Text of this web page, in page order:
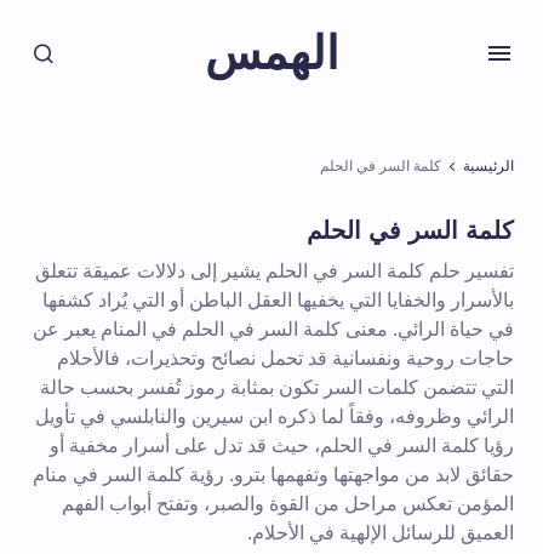
الهمس
الرئيسية كلمة السر في الحلم
كلمة السر في الحلم
تفسير حلم كلمة السر في الحلم يشير إلى دلالات عميقة تتعلق
بالأسرار والخفايا التي يخفيها العقل الباطن أو التي يُراد كشفها
في حياة الرائي. معنى كلمة السر في الحلم في المنام يعبر عن
حاجات روحية ونفسانية قد تحمل نصائح وتحذيرات، فالأحلام
التي تتضمن كلمات السر تكون بمثابة رموز تُفسر بحسب حالة
الرائي وظروفه، وفقاً لما ذكره ابن سيرين والنابلسي في تأويل
رؤيا كلمة السر في الحلم، حيث قد تدل على أسرار مخفية أو
حقائق لابد من مواجهتها وتفهمها بترو. رؤية كلمة السر في منام
المؤمن تعكس مراحل من القوة والصبر، وتفتح أبواب الفهم
العميق للرسائل الإلهية في الأحلام.